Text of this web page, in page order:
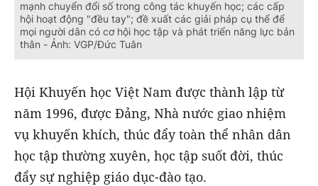
mạnh chuyển đổi số trong công tác khuyến học; các cấp
hội hoạt động "đều tay"; đề xuất các giải pháp cụ thể để
mọi người dân có cơ hội học tập và phát triển năng lực bản
thân - Ảnh: VGP/Đức Tuân
Hội Khuyến học Việt Nam được thành lập từ
năm 1996, được Đảng, Nhà nước giao nhiệm
vụ khuyến khích, thúc đẩy toàn thể nhân dân
học tập thường xuyên, học tập suốt đời, thúc
đẩy sự nghiệp giáo dục-đào tạo.